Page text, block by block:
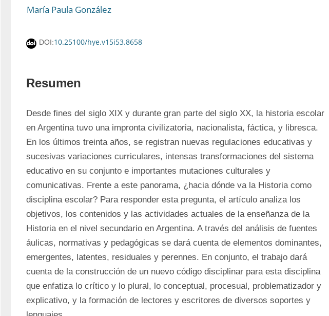
María Paula González
DOI:10.25100/hye.v15i53.8658
Resumen
Desde fines del siglo XIX y durante gran parte del siglo XX, la historia escolar
en Argentina tuvo una impronta civilizatoria, nacionalista, fáctica, y libresca.
En los últimos treinta años, se registran nuevas regulaciones educativas y
sucesivas variaciones curriculares, intensas transformaciones del sistema
educativo en su conjunto e importantes mutaciones culturales y
comunicativas. Frente a este panorama, ¿hacia dónde va la Historia como
disciplina escolar? Para responder esta pregunta, el artículo analiza los
objetivos, los contenidos y las actividades actuales de la enseñanza de la
Historia en el nivel secundario en Argentina. A través del análisis de fuentes
áulicas, normativas y pedagógicas se dará cuenta de elementos dominantes,
emergentes, latentes, residuales y perennes. En conjunto, el trabajo dará
cuenta de la construcción de un nuevo código disciplinar para esta disciplina
que enfatiza lo crítico y lo plural, lo conceptual, procesual, problematizador y
explicativo, y la formación de lectores y escritores de diversos soportes y